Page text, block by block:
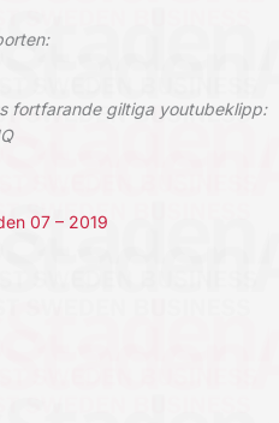
fortfarande giltiga youtubeklipp:
07 – 2019